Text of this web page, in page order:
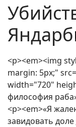
<p><em><img
margin: 5px;"
width="720"
философия
<p><em>«Я
завидовать